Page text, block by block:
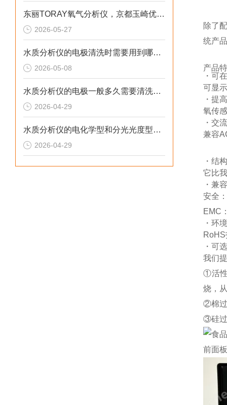
东丽TORAY氧气分析仪，京都玉崎优势供应
2026-05-27
水质分析仪的电极清洗时需要用到哪些工具
2026-05-08
水质分析仪的电极一般多久需要清洗一次
2026-04-29
水质分析仪的电化学型和分光光度型有什么区别
2026-04-29
除了
统产
产品
・可
可显
・提
氧传
・交
兼容
・结
它比
・兼
安全
EMC
・环
・可
我们
①活性
烧，
②棉过
③硅过
前面板